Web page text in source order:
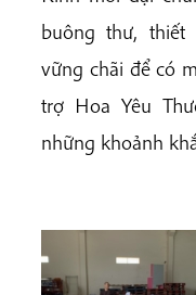
buông thư,
vững chãi để có
trợ Hoa Yêu
những khoảnh